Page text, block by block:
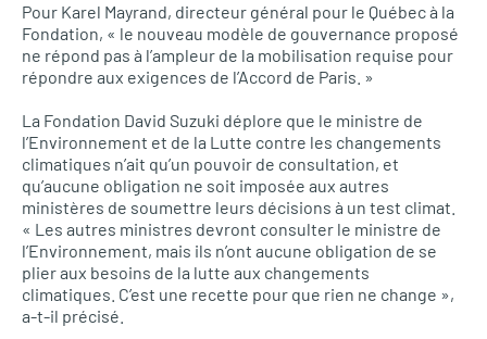
Pour Karel Mayrand, directeur général pour le Québec à la
Fondation, « le nouveau modèle de gouvernance proposé
ne répond pas à l’ampleur de la mobilisation requise pour
répondre aux exigences de l’Accord de Paris. »
La Fondation David Suzuki déplore que le ministre de
l’Environnement et de la Lutte contre les changements
climatiques n’ait qu’un pouvoir de consultation, et
qu’aucune obligation ne soit imposée aux autres
ministères de soumettre leurs décisions à un test climat.
« Les autres ministres devront consulter le ministre de
l’Environnement, mais ils n’ont aucune obligation de se
plier aux besoins de la lutte aux changements
climatiques. C’est une recette pour que rien ne change »,
a-t-il précisé.